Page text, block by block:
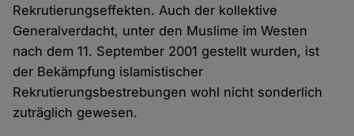
Rekrutierungseffekten. Auch der kollektive
Generalverdacht, unter den Muslime im Westen
nach dem 11. September 2001 gestellt wurden, ist
der Bekämpfung islamistischer
Rekrutierungsbestrebungen wohl nicht sonderlich
zuträglich gewesen.